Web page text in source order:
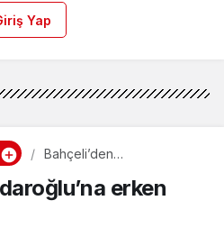
Yap
Bahçeli’den
seçim yanıtıerken